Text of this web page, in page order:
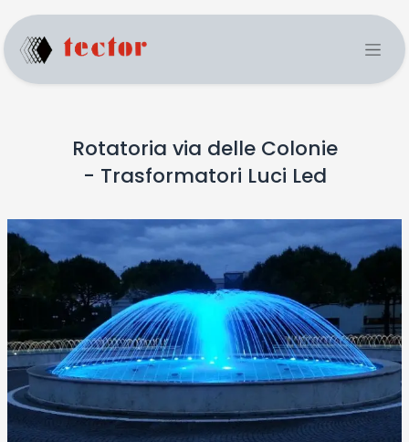
Rotatoria via delle Colonie
- Trasformatori Luci Led